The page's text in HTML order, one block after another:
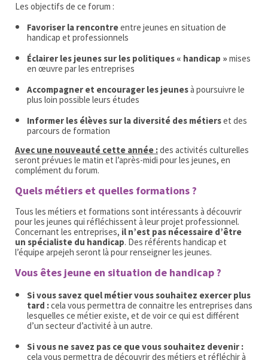
Les objectifs de ce forum :
Favoriser la rencontreentre jeunes en situation de
handicap et professionnels
Éclairer les jeunes sur les politiques « handicap » mises
en œuvre par les entreprises
Accompagner et encourager les jeunesà poursuivre le
plus loin possible leurs études
Informer les élèves sur la diversité des métierset des
parcours de formation
Avec une nouveauté cette année :des activités culturelles
seront prévues le matin et l’après-midi pour les jeunes, en
complément du forum.
Quels métiers et quelles formations ?
Tous les métiers et formations sont intéressants à découvrir
pour les jeunes qui réfléchissent à leur projet professionnel.
Concernant les entreprises, il n’est pas nécessaire d’être
un spécialiste du handicap. Des référents handicap et
l’équipe arpejeh seront là pour renseigner les jeunes.
Vous êtes jeune en situation de handicap ?
Si vous savez quel métier vous souhaitez exercer plus
tard :cela vous permettra de connaitre les entreprises dans
lesquelles ce métier existe, et de voir ce qui est différent
d’un secteur d’activité à un autre.
Si vous ne savez pas ce que vous souhaitez devenir :
cela vous permettra de découvrir des métiers et réfléchir à